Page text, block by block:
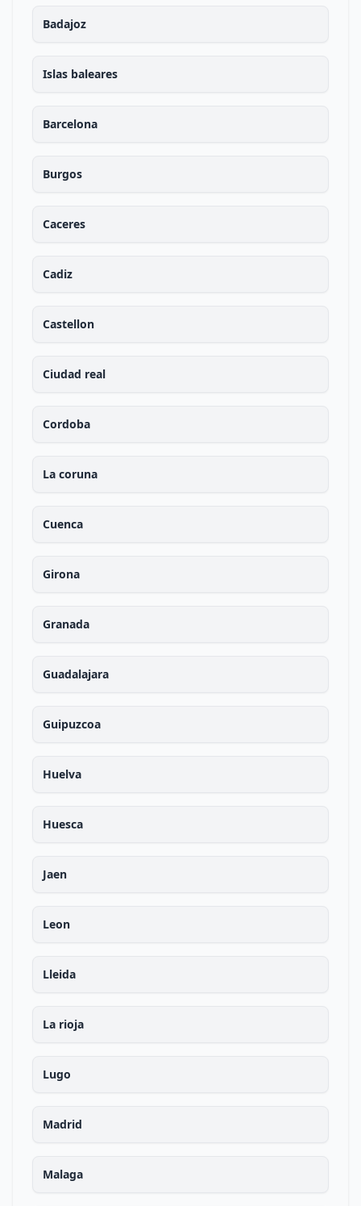
Badajoz
Islas baleares
Barcelona
Burgos
Caceres
Cadiz
Castellon
Ciudad real
Cordoba
La coruna
Cuenca
Girona
Granada
Guadalajara
Guipuzcoa
Huelva
Huesca
Jaen
Leon
Lleida
La rioja
Lugo
Madrid
Malaga